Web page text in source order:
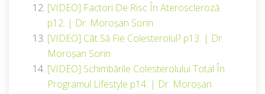
[VIDEO] Factori De Risc În Ateroscleroză
p12. | Dr. Moroșan Sorin
[VIDEO] Cât Să Fie Colesterolul? p13. | Dr.
Moroșan Sorin
[VIDEO] Schimbările Colesterolului Total În
Programul Lifestyle p14. | Dr. Moroșan